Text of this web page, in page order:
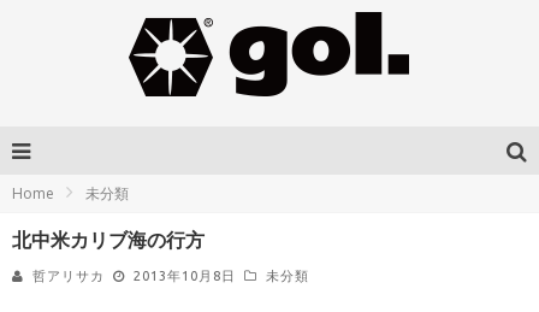
Home 未分類
北中米カリブ海の行方
哲アリサカ 2013年10月8日 未分類